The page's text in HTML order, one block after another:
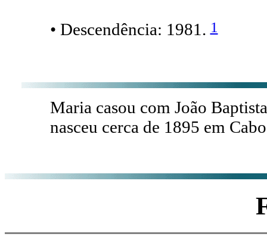
• Descendência: 1981.1
Maria casou com João
nasceu cerca de 1895 em